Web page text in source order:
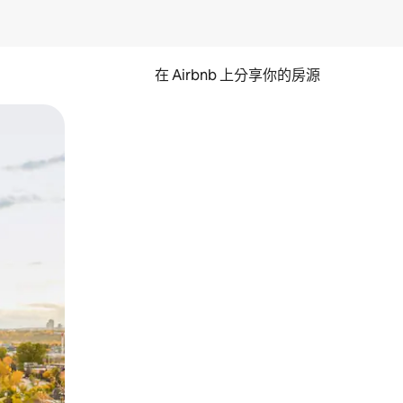
在 Airbnb 上分享你的房源